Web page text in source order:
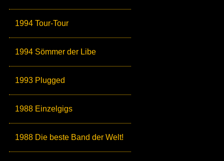
1994 Tour-Tour
1994 Sömmer der Libe
1993 Plugged
1988 Einzelgigs
1988 Die beste Band der Welt!